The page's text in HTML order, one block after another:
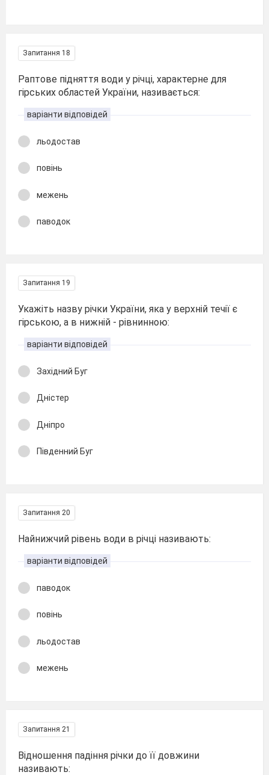
Запитання 18
Раптове підняття води у річці, характерне для
гірських областей України, називається:
варіанти відповідей
льодостав
повінь
межень
паводок
Запитання 19
Укажіть назву річки України, яка у верхній течії є
гірською, а в нижній - рівнинною:
варіанти відповідей
Західний Буг
Дністер
Дніпро
Південний Буг
Запитання 20
Найнижчий рівень води в річці називають:
варіанти відповідей
паводок
повінь
льодостав
межень
Запитання 21
Відношення падіння річки до її довжини
називають: